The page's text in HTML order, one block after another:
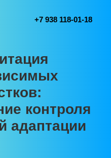
+7 938 118-01-18
контроля
адаптации